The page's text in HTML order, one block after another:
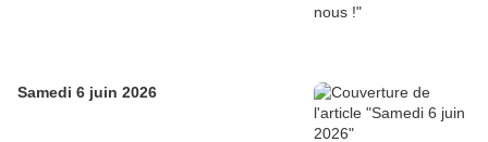
Samedi 6 juin 2026